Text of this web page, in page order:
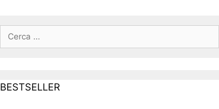
per:
BESTSELLER